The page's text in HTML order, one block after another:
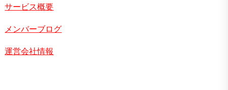
サービス概要
メンバーブログ
運営会社情報